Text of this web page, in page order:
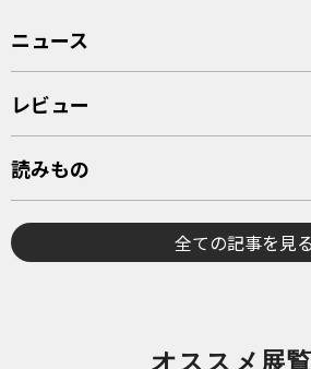
ニュース
レビュー
読みもの
全ての記事を見る
オススメ展